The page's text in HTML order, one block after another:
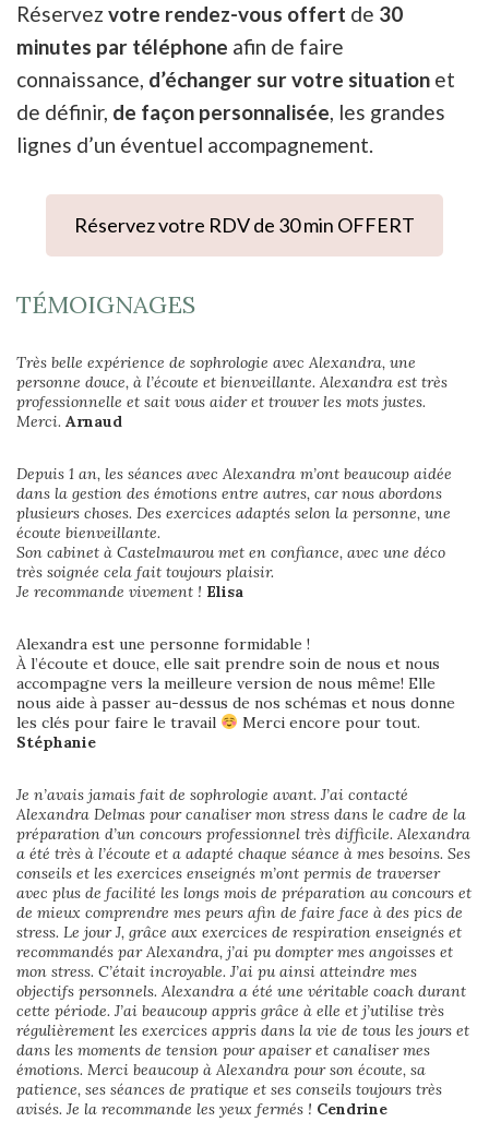
Réservez votre rendez-vous offert de 30
minutes par téléphone afin de faire
connaissance, d’échanger sur votre situation et
de définir, de façon personnalisée, les grandes
lignes d’un éventuel accompagnement.
Réservez votre RDV de 30 min OFFERT
TÉMOIGNAGES
Très belle expérience de sophrologie avec Alexandra, une
personne douce, à l’écoute et bienveillante. Alexandra est très
professionnelle et sait vous aider et trouver les mots justes.
Merci. Arnaud
Depuis 1 an, les séances avec Alexandra m’ont beaucoup aidée
dans la gestion des émotions entre autres, car nous abordons
plusieurs choses. Des exercices adaptés selon la personne, une
écoute bienveillante.
Son cabinet à Castelmaurou met en confiance, avec une déco
très soignée cela fait toujours plaisir.
Je recommande vivement ! Elisa
Alexandra est une personne formidable !
À l’écoute et douce, elle sait prendre soin de nous et nous
accompagne vers la meilleure version de nous même! Elle
nous aide à passer au-dessus de nos schémas et nous donne
les clés pour faire le travail
Merci encore pour tout.
Stéphanie
Je n’avais jamais fait de sophrologie avant. J’ai contacté
Alexandra Delmas pour canaliser mon stress dans le cadre de la
préparation d’un concours professionnel très difficile. Alexandra
a été très à l’écoute et a adapté chaque séance à mes besoins. Ses
conseils et les exercices enseignés m’ont permis de traverser
avec plus de facilité les longs mois de préparation au concours et
de mieux comprendre mes peurs afin de faire face à des pics de
stress. Le jour J, grâce aux exercices de respiration enseignés et
recommandés par Alexandra, j’ai pu dompter mes angoisses et
mon stress. C’était incroyable. J’ai pu ainsi atteindre mes
objectifs personnels. Alexandra a été une véritable coach durant
cette période. J’ai beaucoup appris grâce à elle et j’utilise très
régulièrement les exercices appris dans la vie de tous les jours et
dans les moments de tension pour apaiser et canaliser mes
émotions. Merci beaucoup à Alexandra pour son écoute, sa
patience, ses séances de pratique et ses conseils toujours très
avisés. Je la recommande les yeux fermés ! Cendrine